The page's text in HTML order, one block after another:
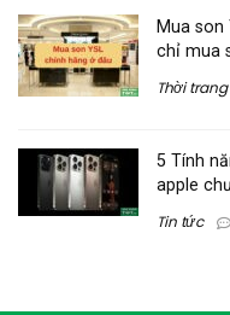
Mua son
chỉ mua
Thời trang
5 Tính
apple
Tin tức